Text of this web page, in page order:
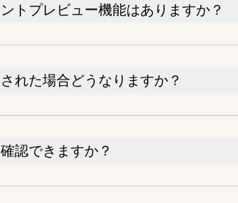
トプレビュー機能はありますか？
れた場合どうなりますか？
認できますか？